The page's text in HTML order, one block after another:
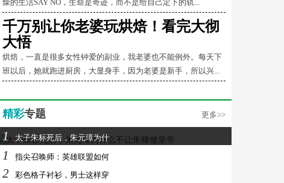
燥的生活SAY NO，生命是奇迹，而不是给自己定下的轨...
千万别让你老婆玩烘焙！看完大彻
大悟
烘焙，一直是很多女性钟爱的副业，我老婆也不能例外。每天下
班以后，她就跑进厨房，大显身手，因为老婆是新手，所以兴...
精彩专题 更多>>
1 太子朱标死后，朱元璋为什
1 指尖召唤师：英雄联盟如何
2 彩色格子衬衫，男士这样穿